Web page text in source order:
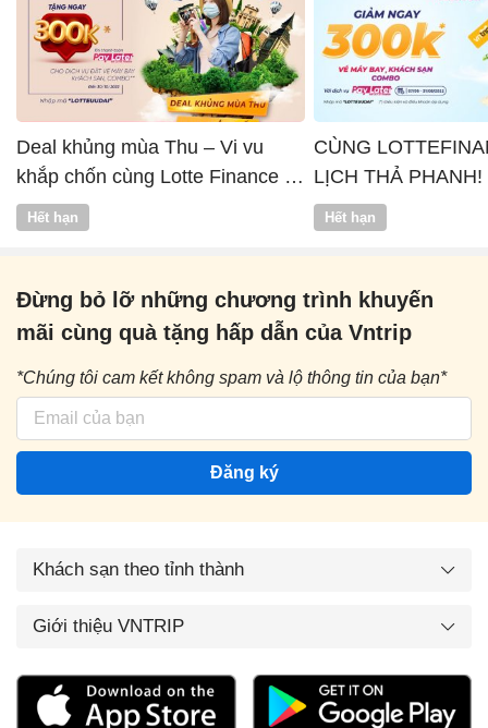
Deal khủng mùa Thu – Vi vu
khắp chốn cùng Lotte Finance x
Vntrip
Hết hạn
CÙNG
LỊCH THẢ PHANH!
Hết hạn
Đừng bỏ lỡ những chương trình khuyến
mãi cùng quà tặng hấp dẫn của Vntrip
*Chúng tôi cam kết không spam và lộ thông tin của bạn*
Đăng ký
Khách sạn theo tỉnh thành
Giới thiệu VNTRIP